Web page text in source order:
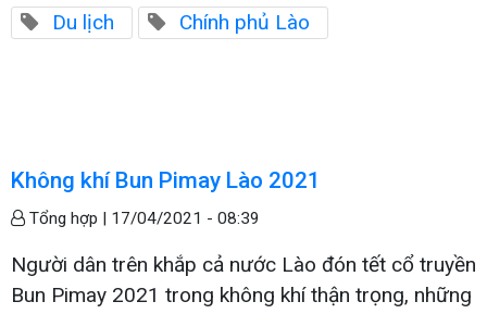
Du lịch Chính phủ Lào
Không khí Bun Pimay Lào 2021
Tổng hợp | 17/04/2021 - 08:39
Người dân trên khắp cả nước Lào đón tết cổ truyền
Bun Pimay 2021 trong không khí thận trọng, những